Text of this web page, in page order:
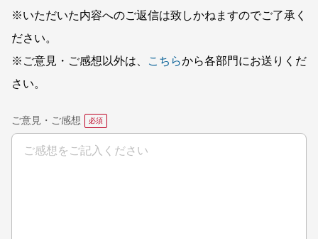
※いただいた内容へのご返信は致しかねますのでご了承く
ださい。
※ご意見・ご感想以外は、
こちらから各部門にお送りくだ
さい。
ご意見・ご感想